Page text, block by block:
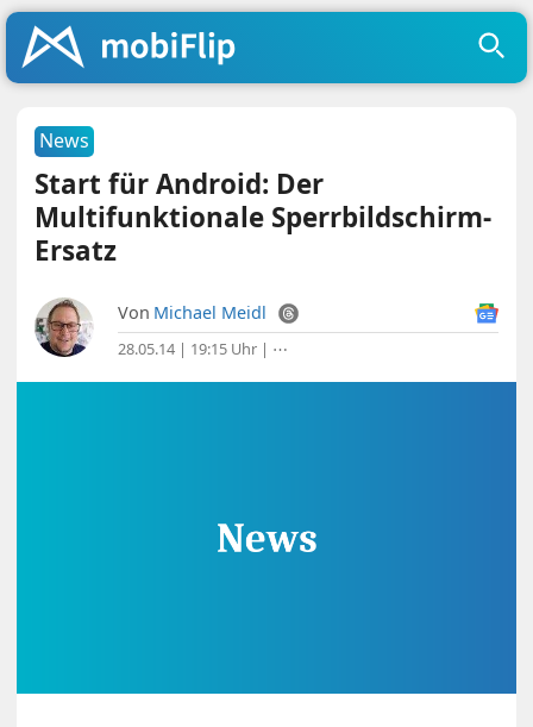
News
Start für Android: Der
Multifunktionale Sperrbildschirm-
Ersatz
Von Michael Meidl
28.05.14 | 19:15 Uhr | ⋯